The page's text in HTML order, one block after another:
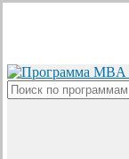
content